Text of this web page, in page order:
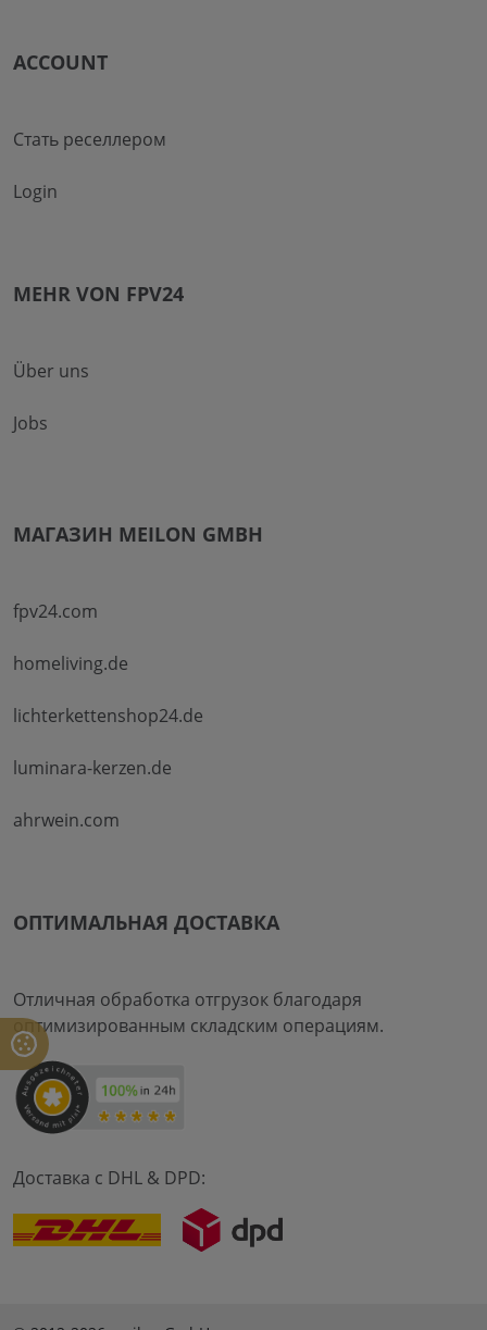
ACCOUNT
Стать реселлером
Login
MEHR VON FPV24
Über uns
Jobs
МАГАЗИН MEILON GMBH
fpv24.com
homeliving.de
lichterkettenshop24.de
luminara-kerzen.de
ahrwein.com
ОПТИМАЛЬНАЯ ДОСТАВКА
Отличная обработка отгрузок благодаря
оптимизированным складским операциям.
Доставка с DHL & DPD: